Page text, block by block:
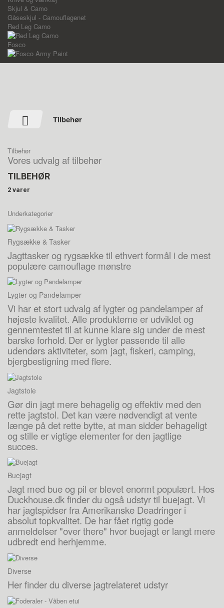
Skjul & Camo
Gåseskjul - Camouflagenet
Red Leg Camo
Fosco
Tilbehør
Tilbehør
Vores udvalg af tilbehør
TILBEHØR
2 varer
Underkategorier
Rygsække & Tasker
Jagttasker og rygsække til ethvert formål i de mest
populære camouflage mønstre
Lygter og Pandelamper
Vi har et stort udvalg af lygter og pandelamper af
højeste kvalitet. Alle produkterne er udviklet og
gennemtestet til at kunne klare sig under de mest
barske forhold. Der er lygter passende til alle
udendørs aktiviteter, som jagt, fiskeri, camping,
bjergbestigning med flere.
Jagtstole
Gør din jagt mere behagelig og effektiv med den
rette jagtstol. Det kan være nødvendigt at vente
længe på det rette bytte, at man sidder behageligt
og stille er vigtige elementer for den jagtlige
succes.
Buejagt
Jagt med bue og pil er blevet enormt populært. Hos
Duckhouse.dk finder du også udstyr til buejagt. Vi
har jagtspidser fra Amerikanske Deadringer i
absolut topkvalitet. De har fået rigtig gode
anmeldelser "over there" hvor buejagt er langt mere
udbredt end herhjemme.
Diverse
Her finder du diverse jagtrelateret udstyr